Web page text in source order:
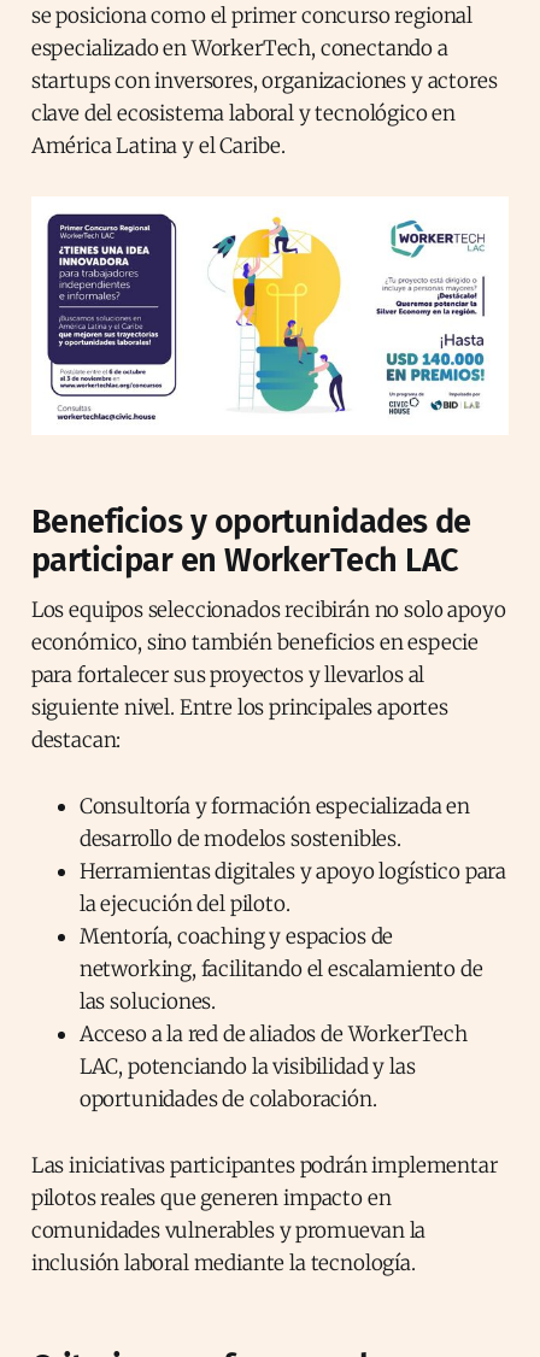
se posiciona como el primer concurso regional
especializado en WorkerTech, conectando a
startups con inversores, organizaciones y actores
clave del ecosistema laboral y tecnológico en
América Latina y el Caribe.
Beneficios y oportunidades de
participar en WorkerTech LAC
Los equipos seleccionados recibirán no solo apoyo
económico, sino también beneficios en especie
para fortalecer sus proyectos y llevarlos al
siguiente nivel. Entre los principales aportes
destacan:
Consultoría y formación especializada en
desarrollo de modelos sostenibles.
Herramientas digitales y apoyo logístico para
la ejecución del piloto.
Mentoría, coaching y espacios de
networking, facilitando el escalamiento de
las soluciones.
Acceso a la red de aliados de WorkerTech
LAC, potenciando la visibilidad y las
oportunidades de colaboración.
Las iniciativas participantes podrán implementar
pilotos reales que generen impacto en
comunidades vulnerables y promuevan la
inclusión laboral mediante la tecnología.